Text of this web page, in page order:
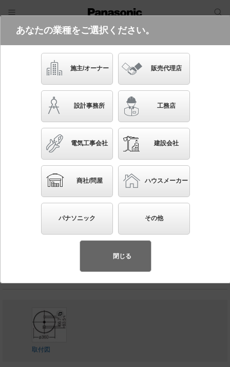
電気・建築設備（ビジネス）
フリーワード
品番・キーワード
かんたん照度計算
LGW51709Y CF1
天井直付型・壁直付型 LED（電球色） シーリングラ
イト・ブラケット 拡散タイプ LEDフラットランプ交
換型・防湿型・防雨型 丸形蛍光灯30形1灯器具相当
◆希望小売価格 38,500 円（税抜）
取付図
あなたの業種をご選択ください。
施主/オーナー 販売代理店
設計事務所 工務店
電気工事会社 建設会社
商社/問屋 ハウスメーカー
パナソニック その他
閉じる